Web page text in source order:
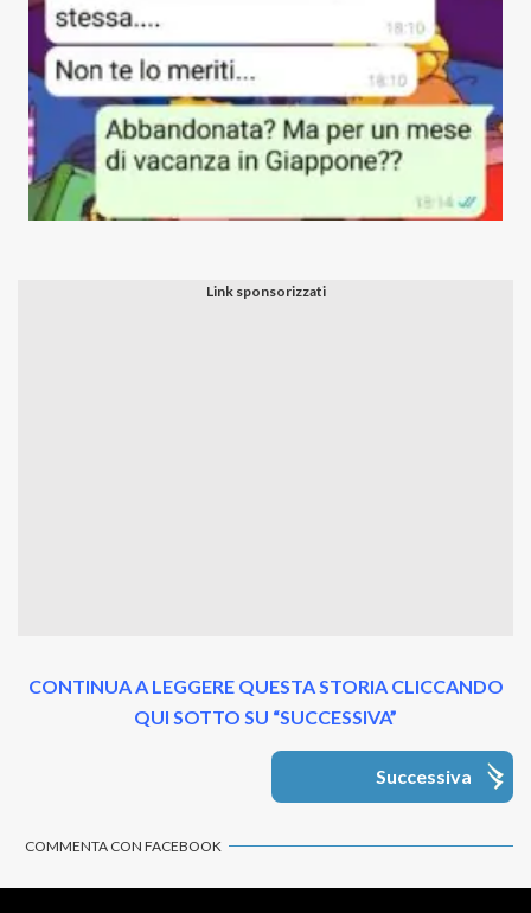
CONTINUA A LEGGERE QUESTA STORIA CLICCANDO
QUI SOTTO SU “SUCCESSIVA”
Successiva
COMMENTA CON FACEBOOK